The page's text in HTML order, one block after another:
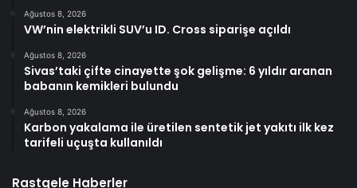
Ağustos 8, 2026
VW’nin elektrikli SUV’u ID. Cross siparişe açıldı
Ağustos 8, 2026
Sivas’taki çifte cinayette şok gelişme: 6 yıldır aranan
babanın kemikleri bulundu
Ağustos 8, 2026
Karbon yakalama ile üretilen sentetik jet yakıtı ilk kez
tarifeli uçuşta kullanıldı
Rastgele Haberler